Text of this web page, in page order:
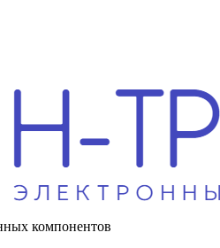
компонентов